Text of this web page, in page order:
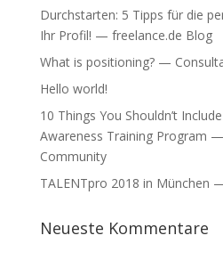
Durchstarten: 5 Tipps für die
Ihr Profil! — freelance.de Blog
What is positioning? —
Hello world!
10 Things You Shouldn’t
Awareness Training Program
Community
TALENTpro 2018 in München
Neueste Kommentare